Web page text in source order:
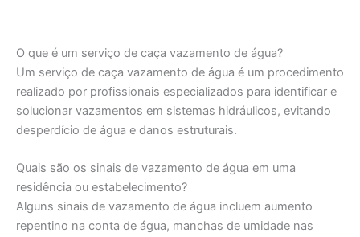
O que é um serviço de caça vazamento de água?
Um serviço de caça vazamento de água é um procedimento
realizado por profissionais especializados para identificar e
solucionar vazamentos em sistemas hidráulicos, evitando
desperdício de água e danos estruturais.
Quais são os sinais de vazamento de água em uma
residência ou estabelecimento?
Alguns sinais de vazamento de água incluem aumento
repentino na conta de água, manchas de umidade nas